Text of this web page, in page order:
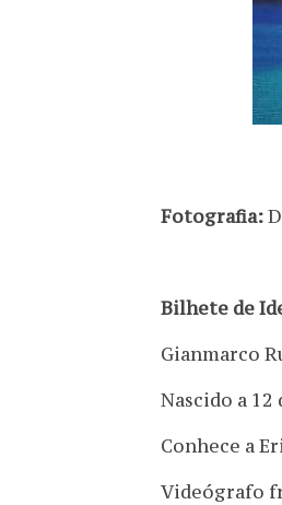
Fotografia:
Bilhete de
Gianmarco
Nascido a 12
Conhece a
Videógrafo